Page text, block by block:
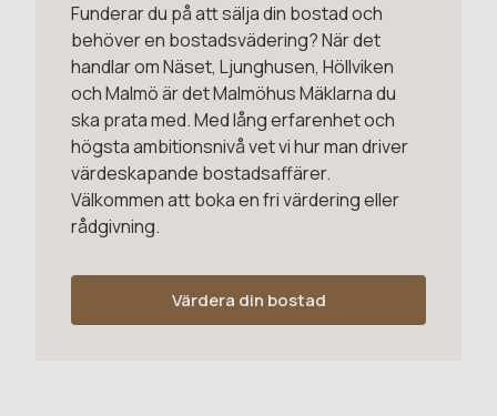
Funderar du på att sälja din bostad och
behöver en bostadsvädering? När det
handlar om Näset, Ljunghusen, Höllviken
och Malmö är det Malmöhus Mäklarna du
ska prata med. Med lång erfarenhet och
högsta ambitionsnivå vet vi hur man driver
värdeskapande bostadsaffärer.
Välkommen att boka en fri värdering eller
rådgivning.
Värdera din bostad